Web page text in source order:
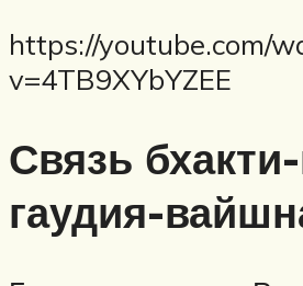
https://youtube.com/
v=4TB9XYbYZEE
Связь
гаудия-